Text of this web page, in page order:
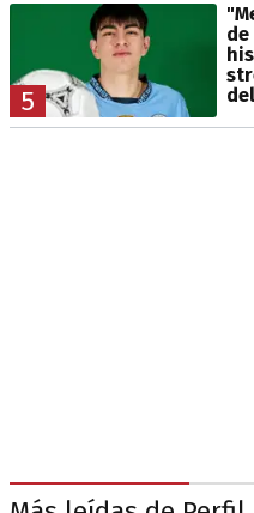
5